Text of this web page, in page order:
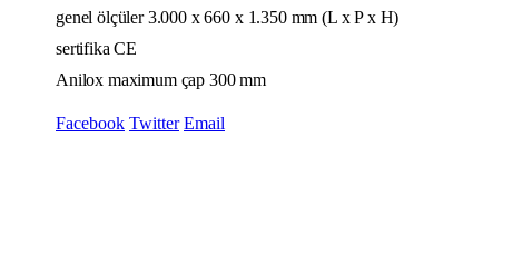
genel ölçüler 3.000 x 660 x 1.350 mm (L x P x H)
sertifika CE
Anilox maximum çap 300 mm
Facebook Twitter Email